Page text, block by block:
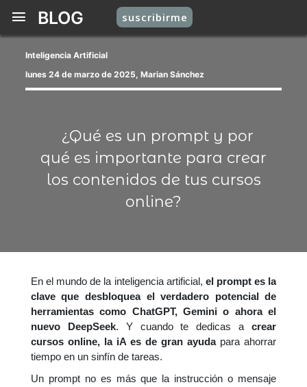
BLOG suscribirme
Inteligencia Artificial
lunes 24 de marzo de 2025, Marian Sánchez
¿Qué es un prompt y por
qué es importante para crear
los contenidos de tus cursos
online?
En el mundo de la inteligencia artificial, el prompt es la
clave que desbloquea el verdadero potencial de
herramientas como ChatGPT, Gemini o ahora el
nuevo DeepSeek. Y cuando te dedicas a crear
cursos online, la iA es de gran ayudapara ahorrar
tiempo en un sinfín de tareas.
Un prompt no es más que la instrucción o mensaje